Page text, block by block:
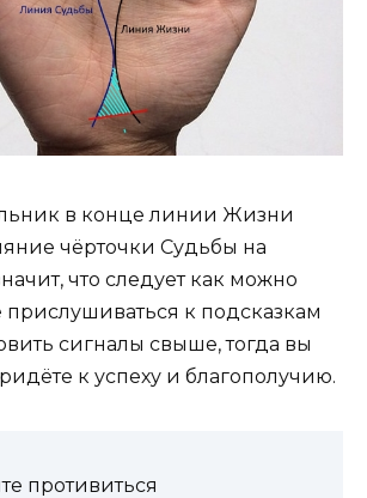
в конце линии Жизни
чёрточки Судьбы на
что следует как можно
к подсказкам
сигналы свыше, тогда вы
к успеху и благополучию.
противиться